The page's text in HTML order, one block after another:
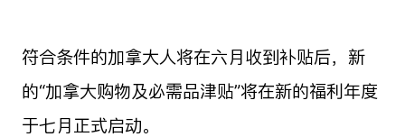
符合条件的加拿大人将在六月收到补贴后，新
的“加拿大购物及必需品津贴”将在新的福利年度
于七月正式启动。